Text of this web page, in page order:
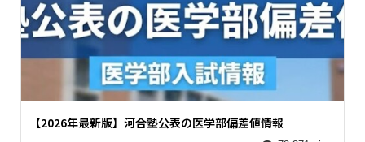
【2026年最新版】河合塾公表の医学部偏差値情報